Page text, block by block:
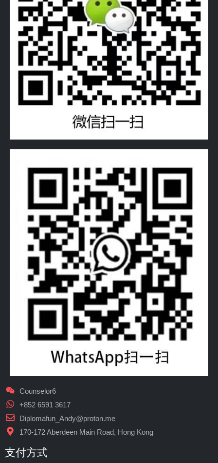
Counselor6
+852 6591 3617
Diplomafun_Andy@proton.me
170-172 Aberdeen Main Road, Hong Kong
支付方式